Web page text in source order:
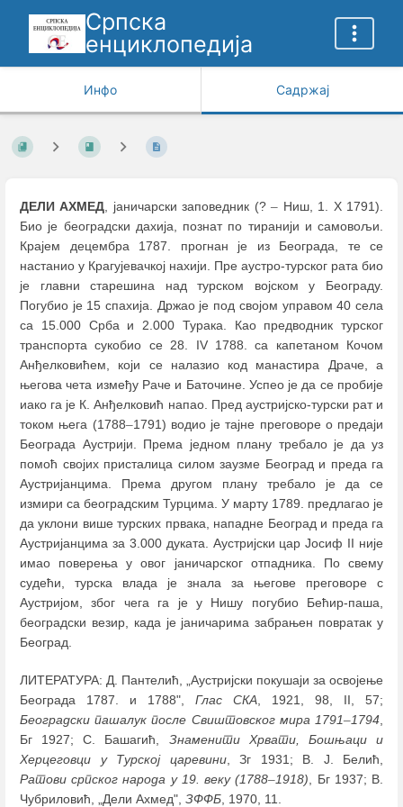
Српска
енциклопедија
Инфо Садржај
ДЕЛИ АХМЕД, јаничарски заповедник (?– Ниш, 1. Х 1791).
Био је београдски дахија, познат по тиранији и самовољи.
Крајем децембра 1787. прогнан је из Београда, те се
настанио у Крагујевачкој нахији. Пре аустро-турског рата био
је главни старешина над турском војском у Београду.
Погубио је 15 спахија. Држао је под својом управом 40 села
са 15.000 Срба и 2.000 Турака. Као предводник турског
транспорта сукобио се 28. IV 1788. са капетаном Кочом
Анђелковићем, који се налазио код манастира Драче, а
његова чета између Раче и Баточине. Успео је да се пробије
иако га је К. Анђелковић напао. Пред аустријско-турски рат и
током њега (1788–1791) водио је тајне преговоре о предаји
Београда Аустрији. Према једном плану требало је да уз
помоћ својих присталица силом заузме Београд и преда га
Аустријанцима. Према другом плану требало је да се
измири са београдским Турцима. У марту 1789. предлагао је
да уклони више турских првака, нападне Београд и преда га
Аустријанцима за 3.000 дуката. Аустријски цар Јосиф II није
имао поверења у овог јаничарског отпадника. По свему
судећи, турска влада је знала за његове преговоре с
Аустријом, због чега га је у Нишу погубио Бећир-паша,
београдски везир, када је јаничарима забрањен повратак у
Београд.
ЛИТЕРАТУРА: Д. Пантелић, „Аустријски покушаји за освојење
Београда 1787. и 1788", Глас СКА , 1921, 98, II, 57;
Београдски пашалук после Свиштовског мира 1791–1794
Бг 1927; С. Башагић, Знаменити Хрвати, Бошњаци и
Херцеговци у Турској царевини, Зг 1931; В. Ј. Белић,
Ратови српског народа у 19. веку (1788–1918) , Бг 1937; В.
Чубриловић, „Дели Ахмед", ЗФФБ , 1970, 11.